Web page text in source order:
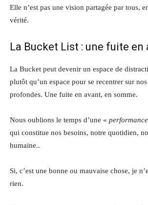
Elle n’est pas une vision partagée par tous,
vérité.
La Bucket List : une fuite en
La Bucket peut devenir un espace de
plutôt qu’un espace pour se recentrer sur
profondes. Une fuite en avant, en somme.
Nous oublions le temps d’une «
qui constitue nos besoins, notre quotidien,
humaine..
Si, c’est une bonne ou mauvaise chose, je
rien.